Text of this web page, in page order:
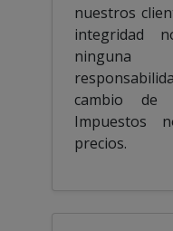
nuestros
integridad
cambio de
Impuestos
precios.